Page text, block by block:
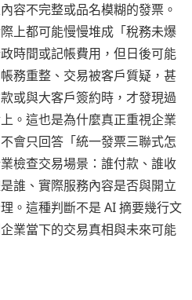
容不完整或品名模糊的發票。
上都可能慢慢堆成「稅務未爆
時間或記帳費用，但日後可能
務重整、交易被客戶質疑，甚
或與大客戶簽約時，才發現過
。這也是為什麼真正重視企業
會只回答「統一發票三聯式怎
檢查交易場景：誰付款、誰收
誰、實際服務內容是否與開立
。這種判斷不是 AI 摘要幾行文
業當下的交易真相與未來可能